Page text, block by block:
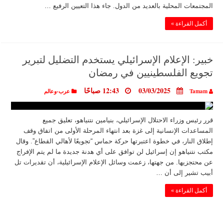
المجتمعات المحلية بالعديد من الدول. جاء هذا التعيين الرفيع …
أكمل القراءة »
خبير: الإعلام الإسرائيلي يستخدم التضليل لتبرير
تجويع الفلسطينيين في رمضان
Tamam
03/03/2025 12:43 صباحًا عرب-وعالم
قرر رئيس وزراء الاحتلال الإسرائيلي، بنيامين نتنياهو، تعليق جميع
المساعدات الإنسانية إلى غزة بعد انتهاء المرحلة الأولى من اتفاق وقف
إطلاق النار، في خطوة اعتبرتها حركة حماس “تجويعًا لأهالي القطاع”. وقال
مكتب نتنياهو إن إسرائيل لن توافق على أي هدنة جديدة ما لم يتم الإفراج
عن محتجزيها. من جهتها، زعمت وسائل الإعلام الإسرائيلية، أن تقديرات تل
أبيب تشير إلى أن …
أكمل القراءة »